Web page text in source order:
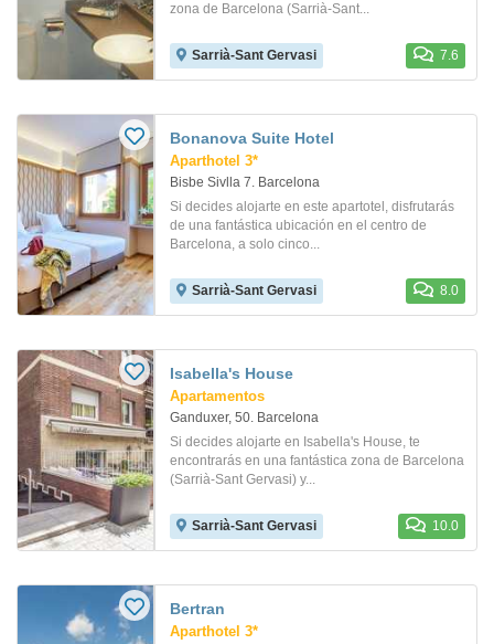
zona de Barcelona (Sarrià-Sant...
Sarrià-Sant Gervasi 7.6
Bonanova Suite Hotel
Aparthotel 3*
Bisbe Sivlla 7. Barcelona
Si decides alojarte en este apartotel, disfrutarás
de una fantástica ubicación en el centro de
Barcelona, a solo cinco...
Sarrià-Sant Gervasi 8.0
Isabella's House
Apartamentos
Ganduxer, 50. Barcelona
Si decides alojarte en Isabella's House, te
encontrarás en una fantástica zona de Barcelona
(Sarrià-Sant Gervasi) y...
Sarrià-Sant Gervasi 10.0
Bertran
Aparthotel 3*